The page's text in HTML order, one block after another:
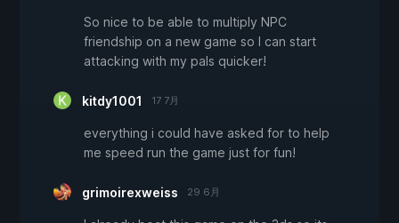
So nice to be able to multiply NPC
friendship on a new game so I can start
attacking with my pals quicker!
kitdy1001 17 7月
everything i could have asked for to help
me speed run the game just for fun!
grimoirexweiss 29 6月